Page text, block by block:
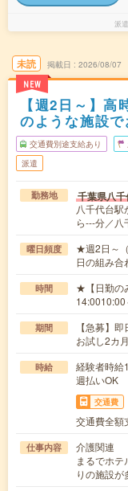
派
未読
NEW
掲載日 2026/08/07
【週2日～】
のような施設
交通費別途支給あり
派遣
勤務地 千葉県八
八千代台
ら---分／
曜日頻度
★週2日～
日の組み合
時間
★【日勤の
期間
【急募】
お試し2カ
時給
経験者時
週払いOK
交通費
交通費全額
仕事内容
介護関連
まるでホ
りの施設